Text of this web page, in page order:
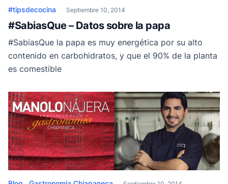
#tipsdecocina Septiembre 10, 2014
#SabiasQue – Datos sobre la papa
#SabiasQue la papa es muy energética por su alto
contenido en carbohidratos, y que el 90% de la planta
es comestible